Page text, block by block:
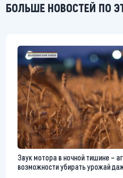
БОЛЬШЕ НОВОСТЕЙ ПО
Звук мотора в ночной тишине –
возможности убирать урожай